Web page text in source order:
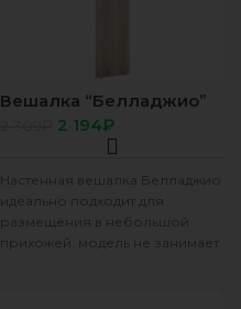
Вешалка “Белладжио”
ВШ-03 сонома/белый
2 194₽
Настенная вешалка Белладжио
идеально подходит для
размещения в небольшой
прихожей. модель не занимает